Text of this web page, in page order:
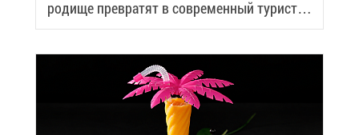
ро­ди­ще пре­вра­тят в со­вре­мен­ный ту­ри­сти­
че­ский центр